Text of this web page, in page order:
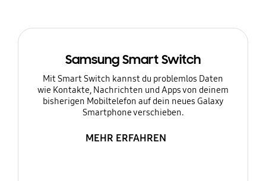
Samsung Smart Switch
Mit Smart Switch kannst du problemlos Daten
wie Kontakte, Nachrichten und Apps von deinem
bisherigen Mobiltelefon auf dein neues Galaxy
Smartphone verschieben.
MEHR ERFAHREN